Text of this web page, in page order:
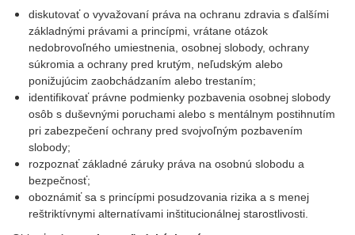
diskutovať o vyvažovaní práva na ochranu zdravia s ďalšími
základnými právami a princípmi, vrátane otázok
nedobrovoľného umiestnenia, osobnej slobody, ochrany
súkromia a ochrany pred krutým, neľudským alebo
ponižujúcim zaobchádzaním alebo trestaním;
identifikovať právne podmienky pozbavenia osobnej slobody
osôb s duševnými poruchami alebo s mentálnym postihnutím
pri zabezpečení ochrany pred svojvoľným pozbavením
slobody;
rozpoznať základné záruky práva na osobnú slobodu a
bezpečnosť;
oboznámiť sa s princípmi posudzovania rizika a s menej
reštriktívnymi alternatívami inštitucionálnej starostlivosti.